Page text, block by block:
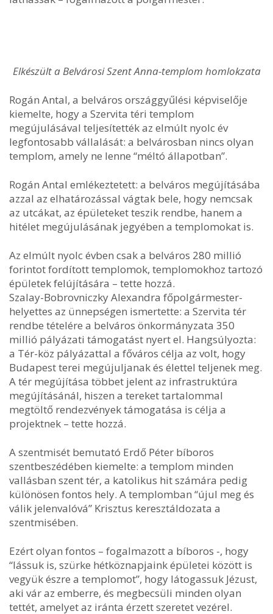
Elkészült a Belvárosi Szent Anna-templom homlokzata
Rogán Antal, a belváros országgyűlési képviselője
kiemelte, hogy a Szervita téri templom
megújulásával teljesítették az elmúlt nyolc év
legfontosabb vállalását: a belvárosban nincs olyan
templom, amely ne lenne “méltó állapotban”.
Rogán Antal emlékeztetett: a belváros megújításába
azzal az elhatározással vágtak bele, hogy nemcsak
az utcákat, az épületeket teszik rendbe, hanem a
hitélet megújulásának jegyében a templomokat is.
Az elmúlt nyolc évben csak a belváros 280 millió
forintot fordított templomok, templomokhoz tartozó
épületek felújítására – tette hozzá.
Szalay-Bobrovniczky Alexandra főpolgármester-
helyettes az ünnepségen ismertette: a Szervita tér
rendbe tételére a belváros önkormányzata 350
millió pályázati támogatást nyert el. Hangsúlyozta:
a Tér-köz pályázattal a főváros célja az volt, hogy
Budapest terei megújuljanak és élettel teljenek meg.
A tér megújítása többet jelent az infrastruktúra
megújításánál, hiszen a tereket tartalommal
megtöltő rendezvények támogatása is célja a
projektnek – tette hozzá.
A szentmisét bemutató Erdő Péter bíboros
szentbeszédében kiemelte: a templom minden
vallásban szent tér, a katolikus hit számára pedig
különösen fontos hely. A templomban “újul meg és
válik jelenvalóvá” Krisztus keresztáldozata a
szentmisében.
Ezért olyan fontos – fogalmazott a bíboros -, hogy
“lássuk is, szürke hétköznapjaink épületei között is
vegyük észre a templomot”, hogy látogassuk Jézust,
aki vár az emberre, és megbecsüli minden olyan
tettét, amelyet az iránta érzett szeretet vezérel.